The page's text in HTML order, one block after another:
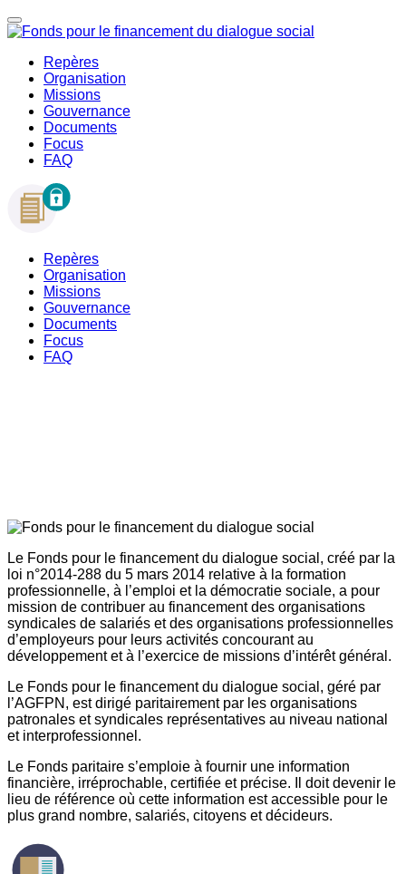
Repères
Organisation
Missions
Gouvernance
Documents
Focus
FAQ
Repères
Organisation
Missions
Gouvernance
Documents
Focus
FAQ
Le Fonds pour le financement du dialogue social, créé par la
loi n°2014-288 du 5 mars 2014 relative à la formation
professionnelle, à l’emploi et la démocratie sociale, a pour
mission de contribuer au financement des organisations
syndicales de salariés et des organisations professionnelles
d’employeurs pour leurs activités concourant au
développement et à l’exercice de missions d’intérêt général.
Le Fonds pour le financement du dialogue social, géré par
l’AGFPN, est dirigé paritairement par les organisations
patronales et syndicales représentatives au niveau national
et interprofessionnel.
Le Fonds paritaire s’emploie à fournir une information
financière, irréprochable, certifiée et précise. Il doit devenir le
lieu de référence où cette information est accessible pour le
plus grand nombre, salariés, citoyens et décideurs.